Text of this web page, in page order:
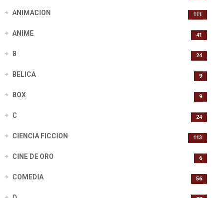
ANIMACION 111
ANIME 41
B 24
BELICA 9
BOX 9
C 24
CIENCIA FICCION 113
CINE DE ORO 6
COMEDIA 56